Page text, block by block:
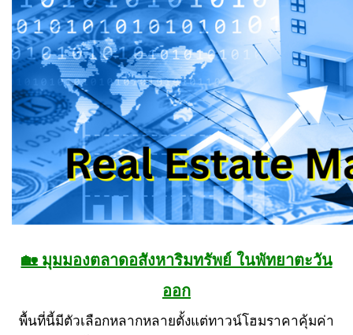
🏡 มุมมองตลาดอสังหาริมทรัพย์ ในพัทยาตะวัน
ออก
พื้นที่นี้มีตัวเลือกหลากหลายตั้งแต่ทาวน์โฮมราคาคุ้มค่า